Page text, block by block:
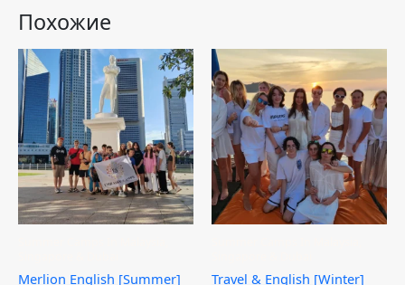
Похожие
Merlion English [Summer]
Этот
товар
имеет
несколько
вариаций.
Опции
можно
выбрать
на
странице
Travel & English [Winter]